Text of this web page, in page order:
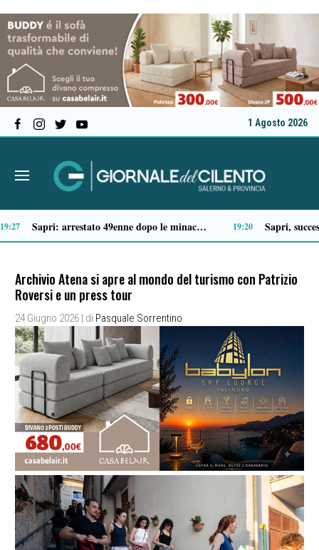
1 Agosto 2026
Tragico incidente sulla Cilentana: muore motociclista di 37 anni 13:20
Archivio Atena si apre al mondo del turismo con Patrizio
Roversi e un press tour
24 Giugno 2026 | di Pasquale Sorrentino